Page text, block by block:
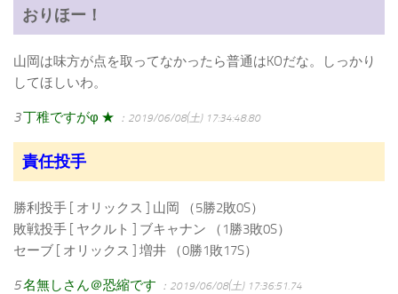
おりほー！
山岡は味方が点を取ってなかったら普通はKOだな。しっかり
してほしいわ。
3丁稚ですがφ ★ ：2019/06/08(土) 17:34:48.80
責任投手
勝利投手 [ オリックス ] 山岡 （5勝2敗0S）
敗戦投手 [ ヤクルト ] ブキャナン （1勝3敗0S）
セーブ [ オリックス ] 増井 （0勝1敗17S）
5名無しさん＠恐縮です ：2019/06/08(土) 17:36:51.74